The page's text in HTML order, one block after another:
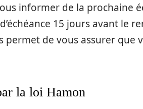
informer de la prochaine
15 jours avant le
permet de vous assurer que
la loi Hamon